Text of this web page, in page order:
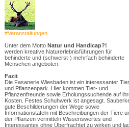
#Veranstaltungen
Unter dem Motto Natur und Handicap?!
werden kreative Naturerlebnisführungen für
behinderte und (schwerst-) mehrfach behinderte
Menschen angeboten.
Fazit
Die Fasanerie Wiesbaden ist ein interessanter
und Pflanzenpark. Hier kommen Tier- und
Pflanzenfreunde sowie Erholungssuchende auf
Kosten. Festes Schuhwerk ist angesagt.
gute Beschilderungen der Wege sowie
Informationstafeln mit Beschreibungen der Tiere
der Pflanzen vermitteln Wissenswertes und
Interessantes ohne Überfrachtet zu wirken und